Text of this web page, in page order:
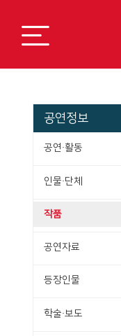
공연정보
공연·활동
인물·단체
작품
공연자료
등장인물
학술·보도